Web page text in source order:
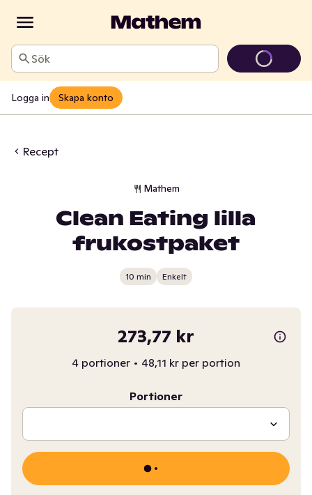
Sök
Logga in Skapa konto
Recept
Mathem
Clean Eating lilla
frukostpaket
10 min Enkelt
273,77 kr
4 portioner • 48,11 kr per portion
Portioner